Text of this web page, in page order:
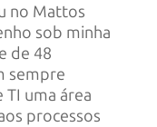
no Mattos
sob minha
de 48
sempre
uma área
processos